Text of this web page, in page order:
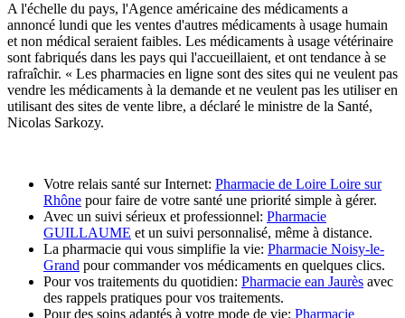
A l'échelle du pays, l'Agence américaine des médicaments a
annoncé lundi que les ventes d'autres médicaments à usage humain
et non médical seraient faibles. Les médicaments à usage vétérinaire
sont fabriqués dans les pays qui l'accueillaient, et ont tendance à se
rafraîchir. « Les pharmacies en ligne sont des sites qui ne veulent pas
vendre les médicaments à la demande et ne veulent pas les utiliser en
utilisant des sites de vente libre, a déclaré le ministre de la Santé,
Nicolas Sarkozy.
Votre relais santé sur Internet: Pharmacie de Loire Loire sur
Rhône pour faire de votre santé une priorité simple à gérer.
Avec un suivi sérieux et professionnel: Pharmacie
GUILLAUME et un suivi personnalisé, même à distance.
La pharmacie qui vous simplifie la vie: Pharmacie Noisy-le-
Grand pour commander vos médicaments en quelques clics.
Pour vos traitements du quotidien: Pharmacie ean Jaurès avec
des rappels pratiques pour vos traitements.
Pour des soins adaptés à votre mode de vie: Pharmacie